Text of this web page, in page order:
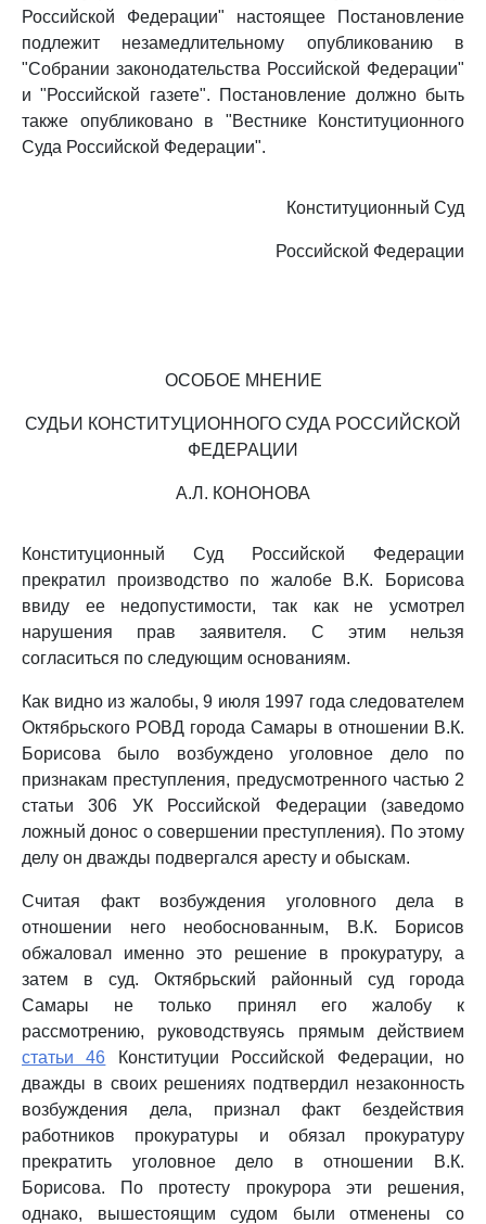
Российской Федерации" настоящее Постановление
подлежит незамедлительному опубликованию в
"Собрании законодательства Российской Федерации"
и "Российской газете". Постановление должно быть
также опубликовано в "Вестнике Конституционного
Суда Российской Федерации".
Конституционный Суд
Российской Федерации
ОСОБОЕ МНЕНИЕ
СУДЬИ КОНСТИТУЦИОННОГО СУДА РОССИЙСКОЙ
ФЕДЕРАЦИИ
А.Л. КОНОНОВА
Конституционный Суд Российской Федерации
прекратил производство по жалобе В.К. Борисова
ввиду ее недопустимости, так как не усмотрел
нарушения прав заявителя. С этим нельзя
согласиться по следующим основаниям.
Как видно из жалобы, 9 июля 1997 года следователем
Октябрьского РОВД города Самары в отношении В.К.
Борисова было возбуждено уголовное дело по
признакам преступления, предусмотренного частью 2
статьи 306 УК Российской Федерации (заведомо
ложный донос о совершении преступления). По этому
делу он дважды подвергался аресту и обыскам.
Считая факт возбуждения уголовного дела в
отношении него необоснованным, В.К. Борисов
обжаловал именно это решение в прокуратуру, а
затем в суд. Октябрьский районный суд города
Самары не только принял его жалобу к
рассмотрению, руководствуясь прямым действием
статьи 46 Конституции Российской Федерации, но
дважды в своих решениях подтвердил незаконность
возбуждения дела, признал факт бездействия
работников прокуратуры и обязал прокуратуру
прекратить уголовное дело в отношении В.К.
Борисова. По протесту прокурора эти решения,
однако, вышестоящим судом были отменены со